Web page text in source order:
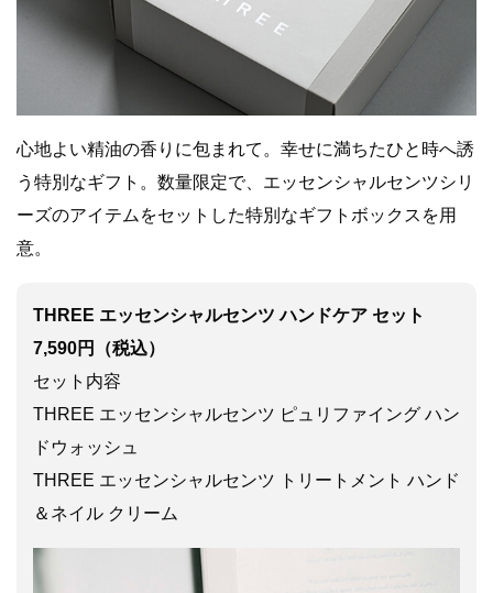
心地よい精油の香りに包まれて。幸せに満ちたひと時へ誘
う特別なギフト。数量限定で、エッセンシャルセンツシリ
ーズのアイテムをセットした特別なギフトボックスを用
意。
THREE エッセンシャルセンツ ハンドケア セット
7,590円（税込）
セット内容
THREE エッセンシャルセンツ ピュリファイング ハン
ドウォッシュ
THREE エッセンシャルセンツ トリートメント ハンド
＆ネイル クリーム